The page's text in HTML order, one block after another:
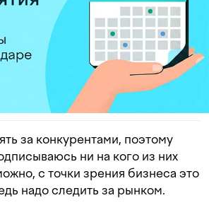
за конкурентами, поэтому
ни на кого из них
с точки зрения бизнеса это
надо следить за рынком.